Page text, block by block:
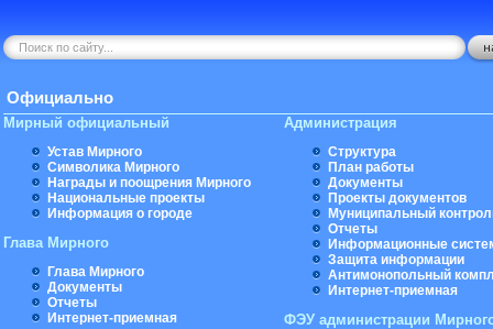
Официально
Мирный официальный
Устав Мирного
Символика Мирного
Награды и поощрения Мирного
Национальные проекты
Информация о городе
Глава Мирного
Глава Мирного
Документы
Отчеты
Интернет-приемная
Администрация
Структура
План работы
Документы
Проекты документов
Муниципальный
Отчеты
Информационные
Защита информации
Антимонопольный
Интернет-приемная
ФЭУ администрации